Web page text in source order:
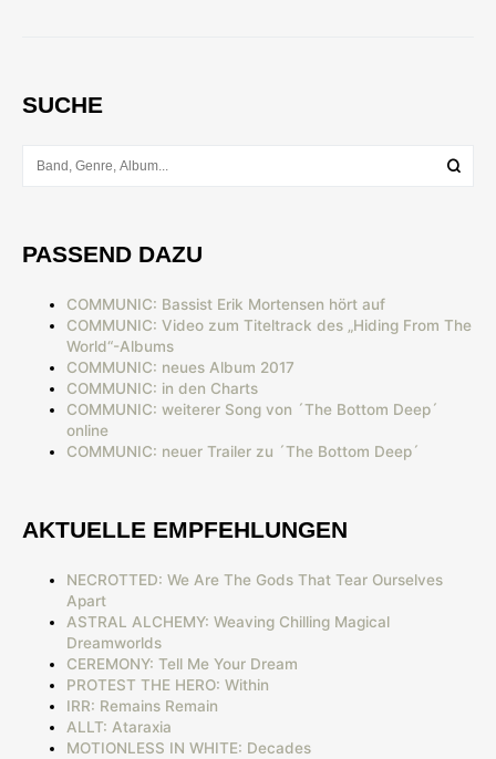
SUCHE
PASSEND DAZU
COMMUNIC: Bassist Erik Mortensen hört auf
COMMUNIC: Video zum Titeltrack des „Hiding From The
World“-Albums
COMMUNIC: neues Album 2017
COMMUNIC: in den Charts
COMMUNIC: weiterer Song von ´The Bottom Deep´
online
COMMUNIC: neuer Trailer zu ´The Bottom Deep´
AKTUELLE EMPFEHLUNGEN
NECROTTED: We Are The Gods That Tear Ourselves
Apart
ASTRAL ALCHEMY: Weaving Chilling Magical
Dreamworlds
CEREMONY: Tell Me Your Dream
PROTEST THE HERO: Within
IRR: Remains Remain
ALLT: Ataraxia
MOTIONLESS IN WHITE: Decades